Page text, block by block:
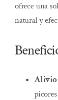
ofrece una
natural y
Alivio